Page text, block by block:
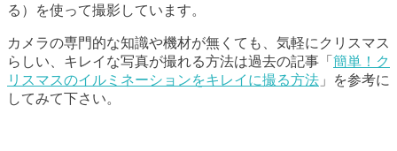
る）を使って撮影しています。
カメラの専門的な知識や機材が無くても、気軽にクリスマス
らしい、キレイな写真が撮れる方法は過去の記事「 簡単！ク
リスマスのイルミネーションをキレイに撮る方法 」を参考に
してみて下さい。